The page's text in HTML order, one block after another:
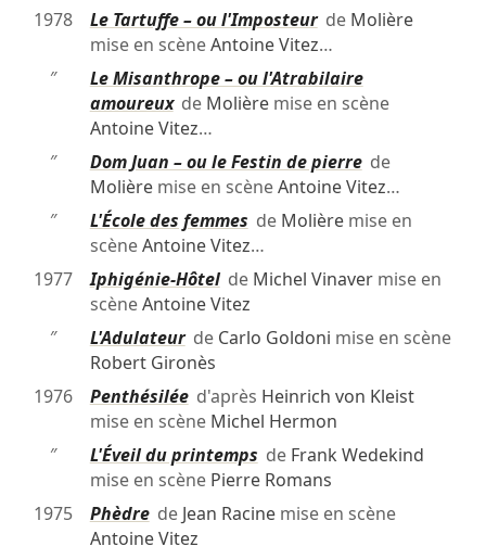
1978
Le Tartuffe – ou l'Imposteurde Molière
mise en scèneAntoine Vitez…
″
Le Misanthrope – ou l'Atrabilaire
amoureuxde Molièremise en scène
Antoine Vitez…
″
Dom Juan – ou le Festin de pierrede
Molièremise en scèneAntoine Vitez…
″
L'École des femmes de Molièremise en
scèneAntoine Vitez…
1977
Iphigénie-Hôtelde Michel Vinavermise en
scèneAntoine Vitez
″
L'Adulateurde Carlo Goldoni mise en scène
Robert Gironès
1976
Penthésiléed'après Heinrich von Kleist
mise en scène Michel Hermon
″
L'Éveil du printemps de Frank Wedekind
mise en scène Pierre Romans
1975
Phèdrede Jean Racinemise en scène
Antoine Vitez